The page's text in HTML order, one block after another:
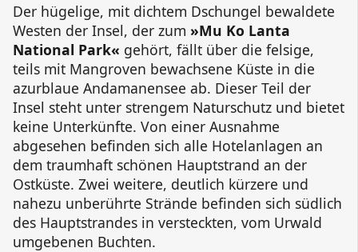
Der hügelige, mit dichtem Dschungel bewaldete
Westen der Insel, der zum »Mu Ko Lanta
National Park« gehört, fällt über die felsige,
teils mit Mangroven bewachsene Küste in die
azurblaue Andamanensee ab. Dieser Teil der
Insel steht unter strengem Naturschutz und bietet
keine Unterkünfte. Von einer Ausnahme
abgesehen befinden sich alle Hotelanlagen an
dem traumhaft schönen Hauptstrand an der
Ostküste. Zwei weitere, deutlich kürzere und
nahezu unberührte Strände befinden sich südlich
des Hauptstrandes in versteckten, vom Urwald
umgebenen Buchten.